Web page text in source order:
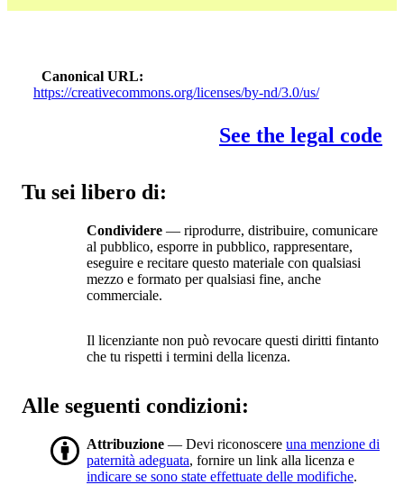
Canonical URL
https://creativecommons.org/licenses/by-nd/3.0/us/
See the legal code
Tu sei libero di:
Condividere — riprodurre, distribuire, comunicare
al pubblico, esporre in pubblico, rappresentare,
eseguire e recitare questo materiale con qualsiasi
mezzo e formato per qualsiasi fine, anche
commerciale.
Il licenziante non può revocare questi diritti fintanto
che tu rispetti i termini della licenza.
Alle seguenti condizioni:
Attribuzione — Devi riconoscere una menzione di
paternità adeguata, fornire un link alla licenza e
indicare se sono state effettuate delle modifiche.